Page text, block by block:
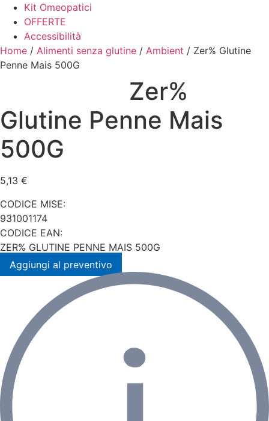
Kit Omeopatici
OFFERTE
Accessibilità
Home / Alimenti senza glutine / Ambient / Zer% Glutine
Penne Mais 500G
Zer%
Glutine Penne Mais
500G
5,13 €
CODICE MISE:
931001174
CODICE EAN:
ZER% GLUTINE PENNE MAIS 500G
Aggiungi al preventivo